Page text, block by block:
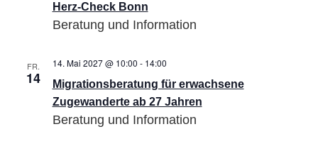
Herz-Check Bonn
Beratung und Information
FR.
14
Migrationsberatung für erwachsene
Zugewanderte ab 27 Jahren
14. Mai 2027 @ 10:00 - 14:00
erwachsene
Zugewanderte
ab
27
Beratung und Information